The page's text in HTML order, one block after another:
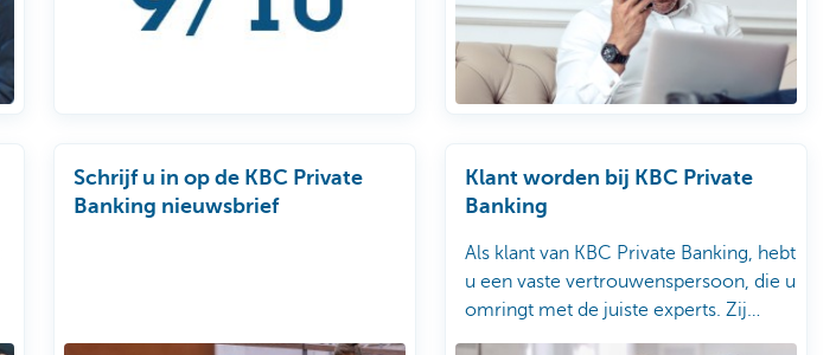
Schrijf u in op de KBC Private
Banking nieuwsbrief
Klant worden bij KBC Private
Banking
Als klant van KBC Private Banking, hebt
u een vaste vertrouwenspersoon, die u
omringt met de juiste experts. Zij
adviseren u over elk uniek facet van